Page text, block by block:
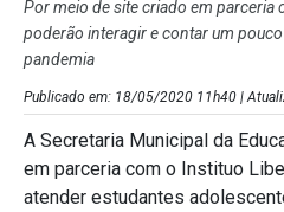
Por meio de site criado em parceria
poderão interagir e contar um
pandemia
Publicado em: 18/05/2020 11h40 |
A Secretaria Municipal da
em parceria com o Instituo
atender estudantes